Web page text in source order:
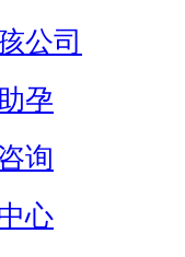
公司
孕
询
心